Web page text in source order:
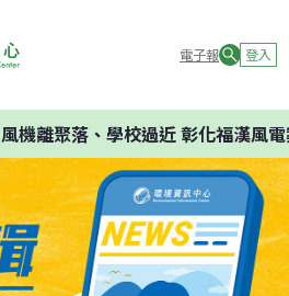
電子報 登入
離聚落、學校過近 彰化福漢風電